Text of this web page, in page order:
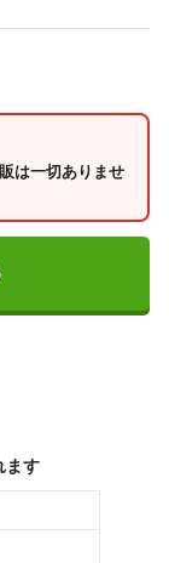
は一切ありませ
ます